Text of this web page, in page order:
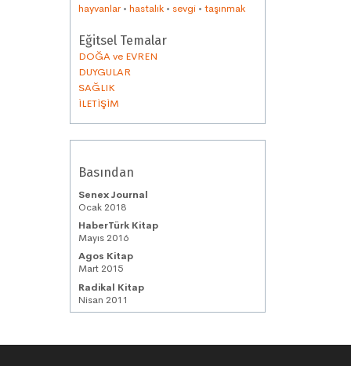
hayvanlar • hastalık • sevgi • taşınmak
Eğitsel Temalar
DOĞA ve EVREN
DUYGULAR
SAĞLIK
İLETİŞİM
Basından
Senex Journal
Ocak 2018
HaberTürk Kitap
Mayıs 2016
Agos Kitap
Mart 2015
Radikal Kitap
Nisan 2011